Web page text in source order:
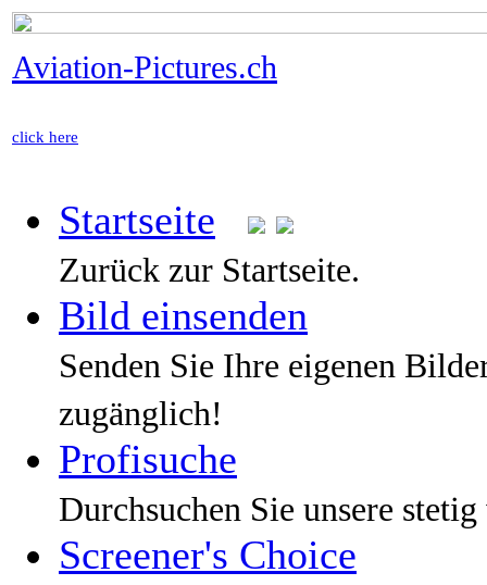
Aviation-Pictures.ch
click here
Startseite
Zurück zur Startseite.
Bild einsenden
Senden Sie Ihre eigenen
zugänglich!
Profisuche
Durchsuchen Sie unsere
Screener's Choice